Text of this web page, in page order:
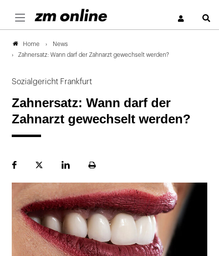
Home
News
Zahnersatz: Wann darf der Zahnarzt gewechselt werden?
Sozialgericht Frankfurt
Zahnersatz: Wann darf der
Zahnarzt gewechselt werden?
FacebookPlattformLinekdInSeite